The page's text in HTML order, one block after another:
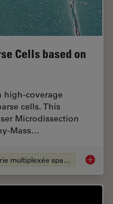
Cells based on
high-coverage
cells. This
Microdissection
Mass…
Imagerie multiplexée spatiale